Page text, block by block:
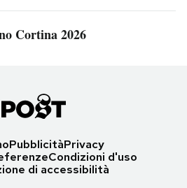
Cortina 2026
PubblicitàPrivacy
Condizioni d'uso
di accessibilità